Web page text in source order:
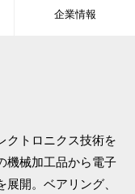
企業情報
クトロニクス技術を
機械加工品から電子
開。ベアリング、